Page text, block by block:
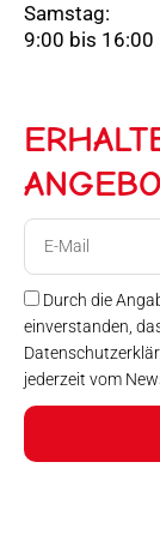
Samstag:
9:00 bis 16:00
Durch die
einverstanden,
jederzeit vom